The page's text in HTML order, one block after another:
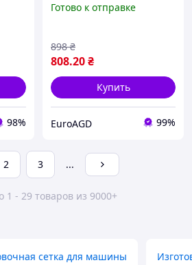
98%
креплениями Gardlov
Готово к отправке
808.20₴
898 ₴
Купить
EuroAGD 99%
2 3 ...
1 - 29 товаров из 9000+
сетка для машины